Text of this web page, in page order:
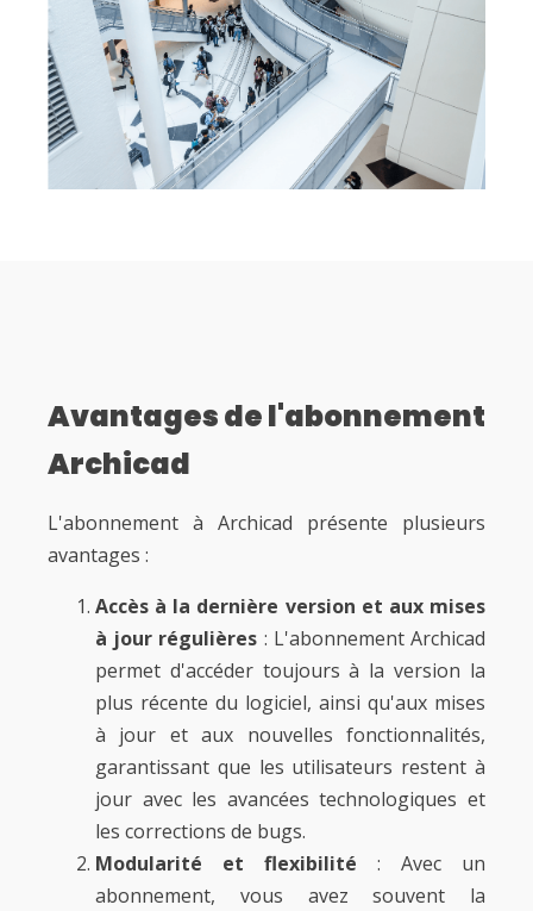
Avantages de l'abonnement
Archicad
L'abonnement à Archicad présente plusieurs
avantages :
Accès à la dernière version et aux mises
à jour régulières : L'abonnement Archicad
permet d'accéder toujours à la version la
plus récente du logiciel, ainsi qu'aux mises
à jour et aux nouvelles fonctionnalités,
garantissant que les utilisateurs restent à
jour avec les avancées technologiques et
les corrections de bugs.
Modularité et flexibilité : Avec un
abonnement, vous avez souvent la